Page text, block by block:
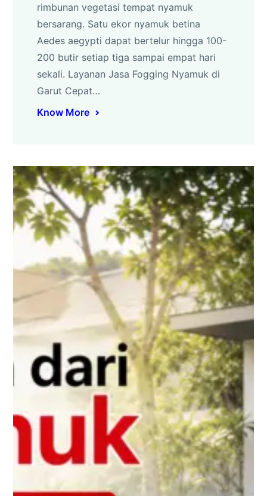
rimbunan vegetasi tempat nyamuk
bersarang. Satu ekor nyamuk betina
Aedes aegypti dapat bertelur hingga 100-
200 butir setiap tiga sampai empat hari
sekali. Layanan Jasa Fogging Nyamuk di
Garut Cepat…
Know More